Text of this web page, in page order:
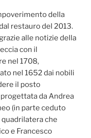
della
restauro del 2013.
alle notizie della
con il
nel 1708,
nel 1652 dai nobili
il posto
da Andrea
(in parte ceduto
quadrilatera che
e Francesco